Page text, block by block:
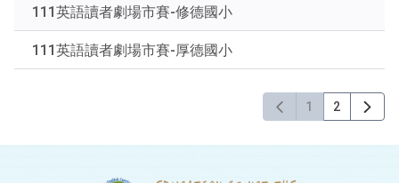
111英語讀者劇場市賽-修德國小
111英語讀者劇場市賽-厚德國小
1 2